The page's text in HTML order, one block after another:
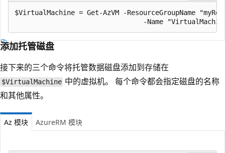
$VirtualMachine = Get-AzVM -ResourceGroupName
添加托管磁盘
接下来的三个命令将托管数据磁盘添加到存储在
$VirtualMachine 中的虚拟机。 每个命令都会指定磁盘的名称
和其他属性。
Az 模块 AzureRM 模块